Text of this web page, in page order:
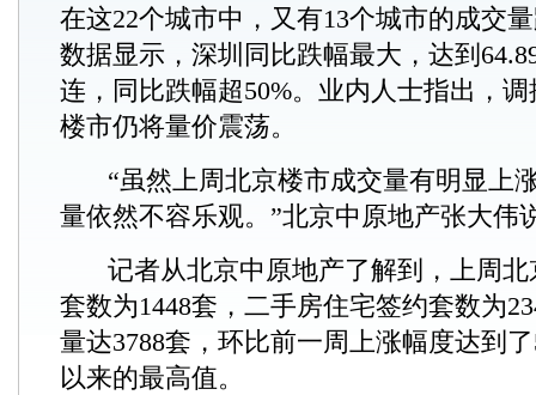
在这22个城市中，又有13个城市的成交
数据显示，深圳同比跌幅最大，达到
连，同比跌幅超50%。业内人士指出，
楼市仍将量价震荡。
“虽然上周北京楼市成交量有明显上
量依然不容乐观。”北京中原地产张大伟
记者从北京中原地产了解到，上周
套数为1448套，二手房住宅签约套数为
量达3788套，环比前一周上涨幅度达到
以来的最高值。